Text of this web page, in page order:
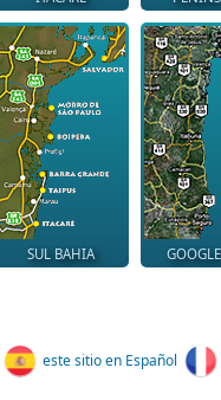
SUL BAHIA
este sitio en Español